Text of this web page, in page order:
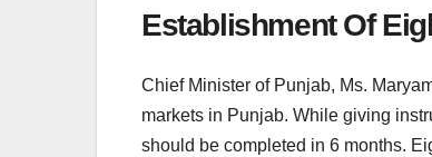
Establishment Of
Chief Minister of Punjab, Ms.
markets in Punjab. While giving
should be completed in 6 months.